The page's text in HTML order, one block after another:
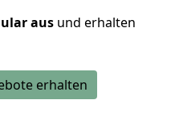
aus und erhalten
erhalten